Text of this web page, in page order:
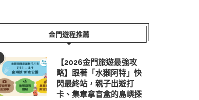
金門遊程推薦
【2026金門旅遊最強攻
略】跟著「水獺阿特」快
閃最終站，親子出遊打
卡、集章拿盲盒的島嶼探